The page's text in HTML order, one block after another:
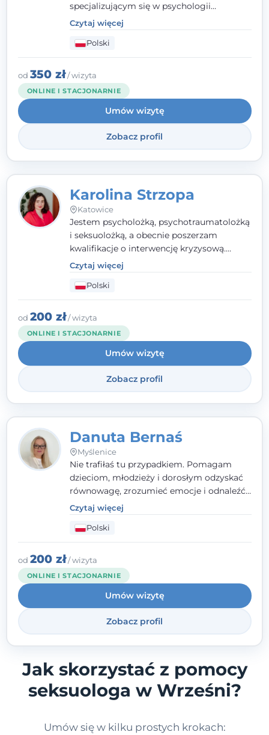
specjalizującym się w psychologii
klinicznej. Ukończyłam również studia
podyplomowe z Praktycznej Diagnozy
Psychologicznej. Aktywnie uczestniczę w
działalności Polskiego Towarzystwa
Psychiatrycznego oraz Polskiego
Towarzystwa Psychologicznego, a także
jestem członkiem nadzwyczajnym
Wielkopolskiego Towarzystwa Terapii
Systemowej.
Czytaj więcej
Polski
od 350 zł/ wizyta
ONLINE I STACJONARNIE
Umów wizytę
Zobacz profil
Karolina Strzopa
Katowice
Jestem psycholożką, psychotraumatolożką
i seksuolożką, a obecnie poszerzam
kwalifikacje o interwencję kryzysową.
Pracuję w nurcie terapii trzeciej fali, łącząc
metody o potwierdzonej skuteczności.
Towarzyszę młodzieży, dorosłym i parom w
radzeniu sobie z bolesnymi
doświadczeniami tak, by mogli żyć pełniej.
Czytaj więcej
Polski
od 200 zł/ wizyta
ONLINE I STACJONARNIE
Umów wizytę
Zobacz profil
Danuta Bernaś
Myślenice
Nie trafiłaś tu przypadkiem. Pomagam
dzieciom, młodzieży i dorosłym odzyskać
równowagę, zrozumieć emocje i odnaleźć
wewnętrzną siłę. Moja droga do
psychologii zaczęła się od życia - pełnego
wyzwań, które nauczyły mnie uważności,
empatii i pokory. Dziś łączę doświadczenie
nauczycielki, psychologa, psychoterapeuty
i seksuologa tworząc bezpieczną
przestrzeń, w której można poczuć spokój i
wsparcie. Nie obiecuję łatwych rozwiązań -
ale mogę obiecać, że będę po Twojej
Czytaj więcej
Polski
od 200 zł/ wizyta
ONLINE I STACJONARNIE
Umów wizytę
Zobacz profil
Jak skorzystać z pomocy
seksuologa w Wrześni?
Umów się w kilku prostych krokach: